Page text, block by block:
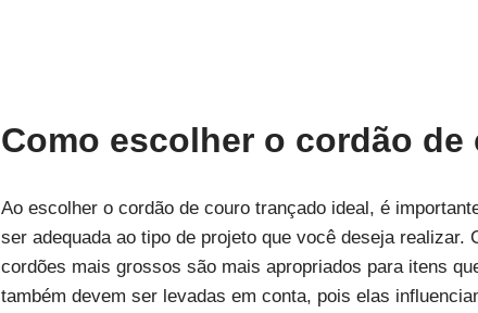
Como escolher o cordão
Ao escolher o cordão de couro trançado ideal, é
ser adequada ao tipo de projeto que você deseja
cordões mais grossos são mais apropriados para itens
também devem ser levadas em conta, pois elas